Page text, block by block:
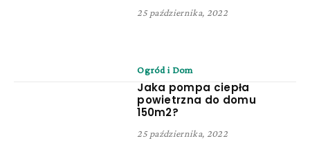
25 października, 2022
Ogród i Dom
Jaka pompa ciepła
powietrzna do domu
150m2?
25 października, 2022